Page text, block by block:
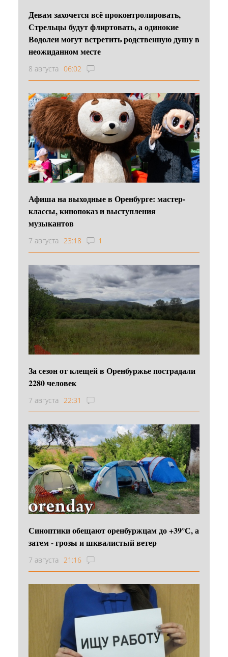
Девам захочется всё проконтролировать,
Стрельцы будут флиртовать, а одинокие
Водолеи могут встретить родственную душу в
неожиданном месте
8 августа 06:02
Афиша на выходные в Оренбурге: мастер-
классы, кинопоказ и выступления
музыкантов
7 августа 23:18 1
За сезон от клещей в Оренбуржье пострадали
2280 человек
7 августа 22:31
Синоптики обещают оренбуржцам до +39°С, а
затем - грозы и шквалистый ветер
7 августа 21:16